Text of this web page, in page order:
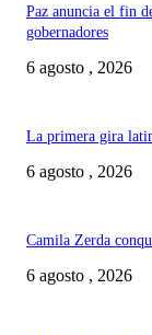
Paz anuncia el fin
gobernadores
6 agosto , 2026
La primera gira
6 agosto , 2026
Camila Zerda
6 agosto , 2026